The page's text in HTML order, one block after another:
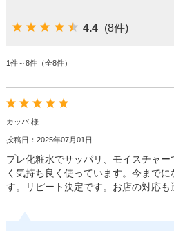
4.4 (8件)
1件～8件（全8件）
カッパ 様
投稿日：2025年07月01日
プレ化粧水でサッパリ、モイスチャ
く気持ち良く使っています。今まで
す。リピート決定です。お店の対応も